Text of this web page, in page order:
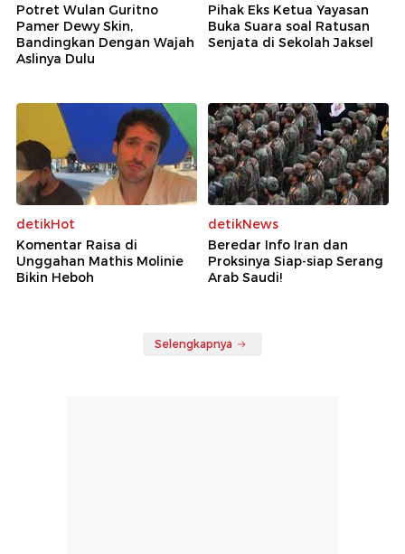
Potret Wulan Guritno
Pamer Dewy Skin,
Bandingkan Dengan Wajah
Aslinya Dulu
Pihak Eks Ketua Yayasan
Buka Suara soal Ratusan
Senjata di Sekolah Jaksel
detikHot
Komentar Raisa di
Unggahan Mathis Molinie
Bikin Heboh
detikNews
Beredar Info Iran dan
Proksinya Siap-siap Serang
Arab Saudi!
Selengkapnya